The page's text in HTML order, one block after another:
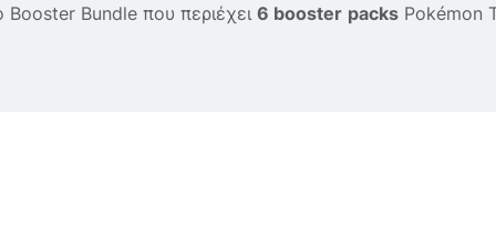
Bundle που περιέχει 6 booster packsPokémon